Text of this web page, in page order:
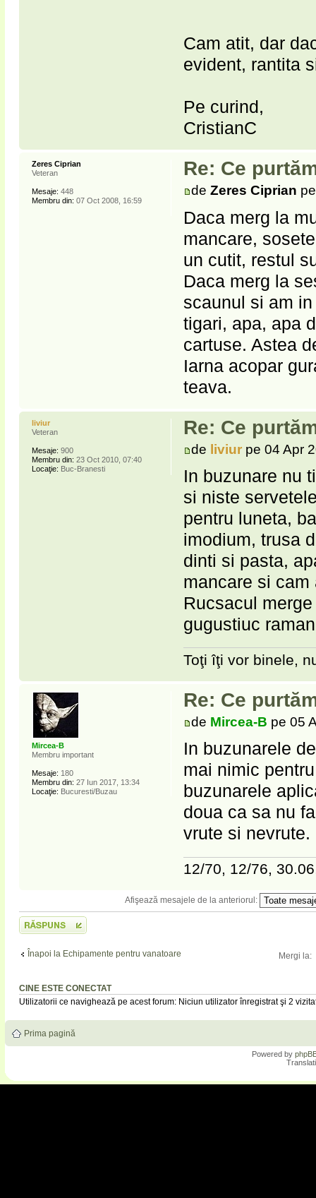
Cam atit, dar
evident, rantita
Pe curind,
CristianC
Re: Ce
deZeres Ciprian
Daca merg la
mancare,
un cutit, restul
Daca merg la
scaunul si am
tigari, apa, apa
cartuse. Astea
Iarna acopar
teava.
Zeres Ciprian
Veteran
Mesaje: 448
Membru din: 07 Oct 2008, 16:59
Re: Ce
de liviur pe 04 Apr
In buzunare nu
si niste
pentru luneta,
imodium, trusa
dinti si pasta,
mancare si cam
Rucsacul
gugustiuc
Toţi îţi vor binele,
liviur
Veteran
Mesaje: 900
Membru din: 23 Oct 2010, 07:40
Locaţie: Buc-Branesti
Re: Ce
de Mircea-B pe 05
In buzunarele
mai nimic
buzunarele
doua ca sa nu
vrute si nevrute.
12/70, 12/76,
Mircea-B
Membru important
Mesaje: 180
Membru din: 27 Iun 2017, 13:34
Locaţie: Bucuresti/Buzau
Afişează mesajele de la anteriorul:
Scrie un răspuns
Înapoi la Echipamente pentru vanatoare Mergi la:
CINE ESTE CONECTAT
Utilizatorii ce navighează pe acest forum: Niciun utilizator înregistrat şi 2
Prima pagină
Powered by